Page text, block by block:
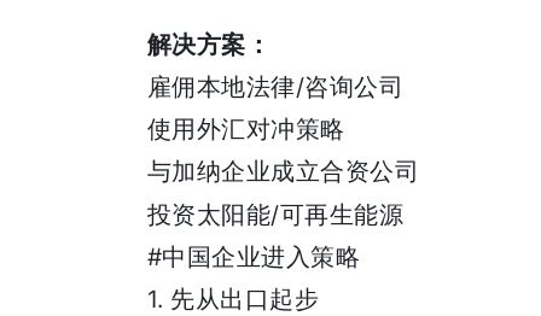
解决方案：
雇佣本地法律/咨询公司
使用外汇对冲策略
与加纳企业成立合资公司
投资太阳能/可再生能源
#中国企业进入策略
1. 先从出口起步